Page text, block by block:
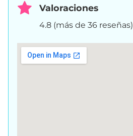
Valoraciones
4.8 (más de 36 reseñas)